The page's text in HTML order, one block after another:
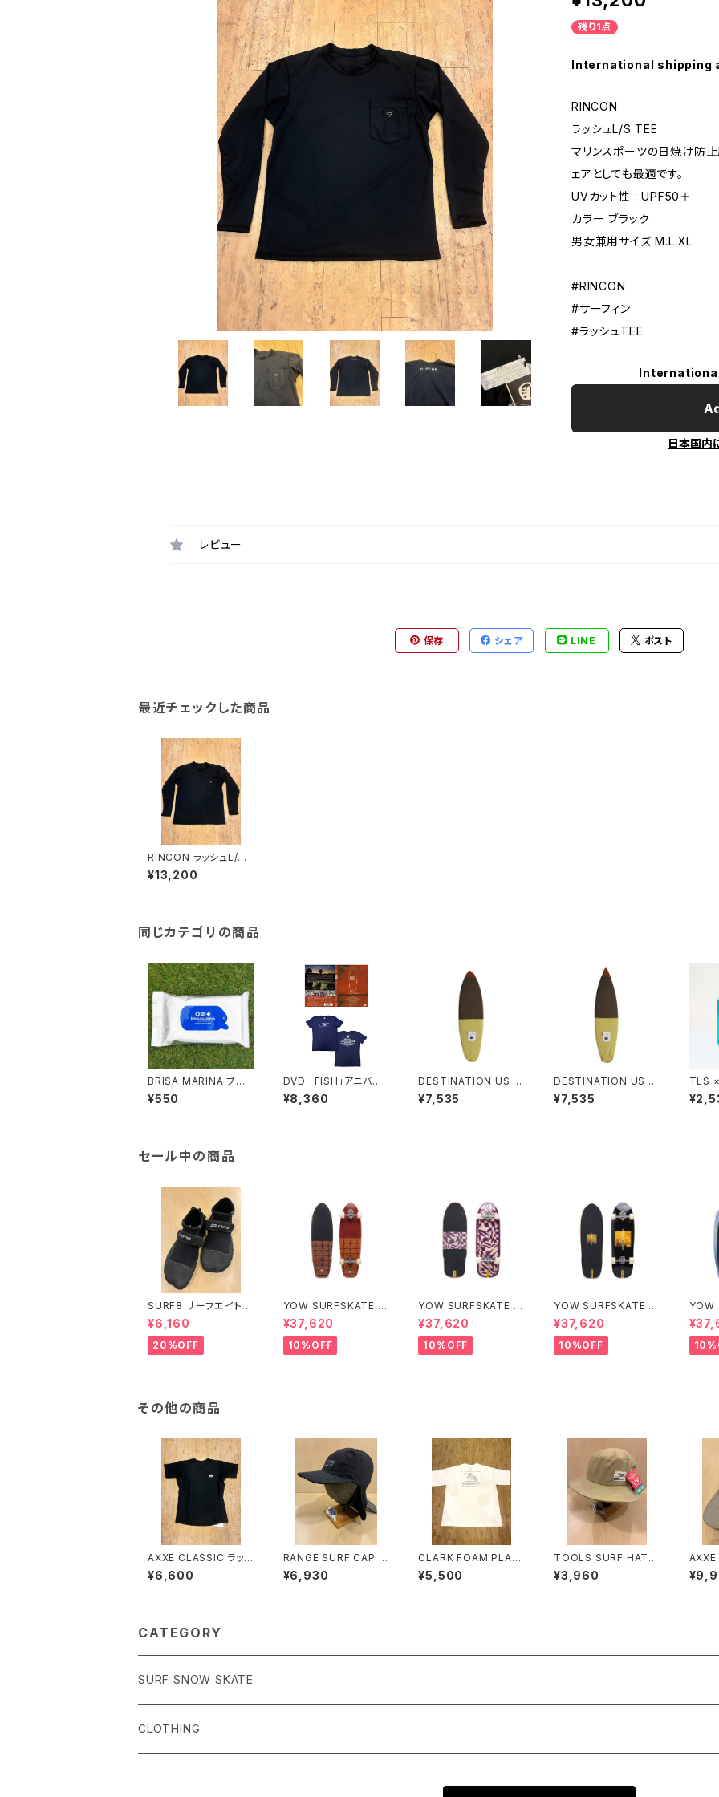
残り1点
International shipping
RINCON
ラッシュL/S TEE
マリンスポーツの日焼け防
ェアとしても最適です。
UVカット性 : UPF50＋
カラー ブラック
男女兼用サイズ M.L.XL
#RINCON
#サーフィン
#ラッシュTEE
日本国内
レビュー
保存 シェア LINE ポスト
最近チェックした商品
RINCON ラッシュL/S
TEE
¥13,200
同じカテゴリの商品
BRISA MARINA ブリ
サマリーナ アスリートプ
ロEX クリアシート
¥550
DVD 「FISH」アニバー
サリーBOXセット
¥8,360
DESTINATION US N
ATURAL SOCKS FIS
H（USナチュラルソック
¥7,535
DESTINATION US N
ATURAL SOCKS SH
ORT（USナチュラルソッ
¥7,535
TLS
セール中の商品
SURF8 サーフエイト
2.5mmリーフブーツベ
ルト付
¥6,160
20%OFF
YOW SURFSKATE T
eahupoo 34”
¥37,620
10%OFF
YOW SURFSKATE Ar
ika 33”
¥37,620
10%OFF
YOW SURFSKATE S
NAPPERS 32.5”
¥37,620
10%OFF
YOW
その他の商品
AXXE CLASSIC ラッシ
ュTEE
¥6,600
RANGE SURF CAP 2
SIZE
¥6,930
CLARK FOAM PLAN
AR S/S TEE
¥5,500
TOOLS SURF HAT I
VOLY
¥3,960
CATEGORY
SURF SNOW SKATE
Surf サーフィン
CLOTHING